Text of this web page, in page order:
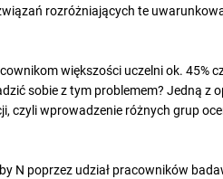
rozróżniających te
większości uczelni ok. 45%
sobie z tym problemem? Jedną z
czyli wprowadzenie różnych grup
N poprzez udział pracowników